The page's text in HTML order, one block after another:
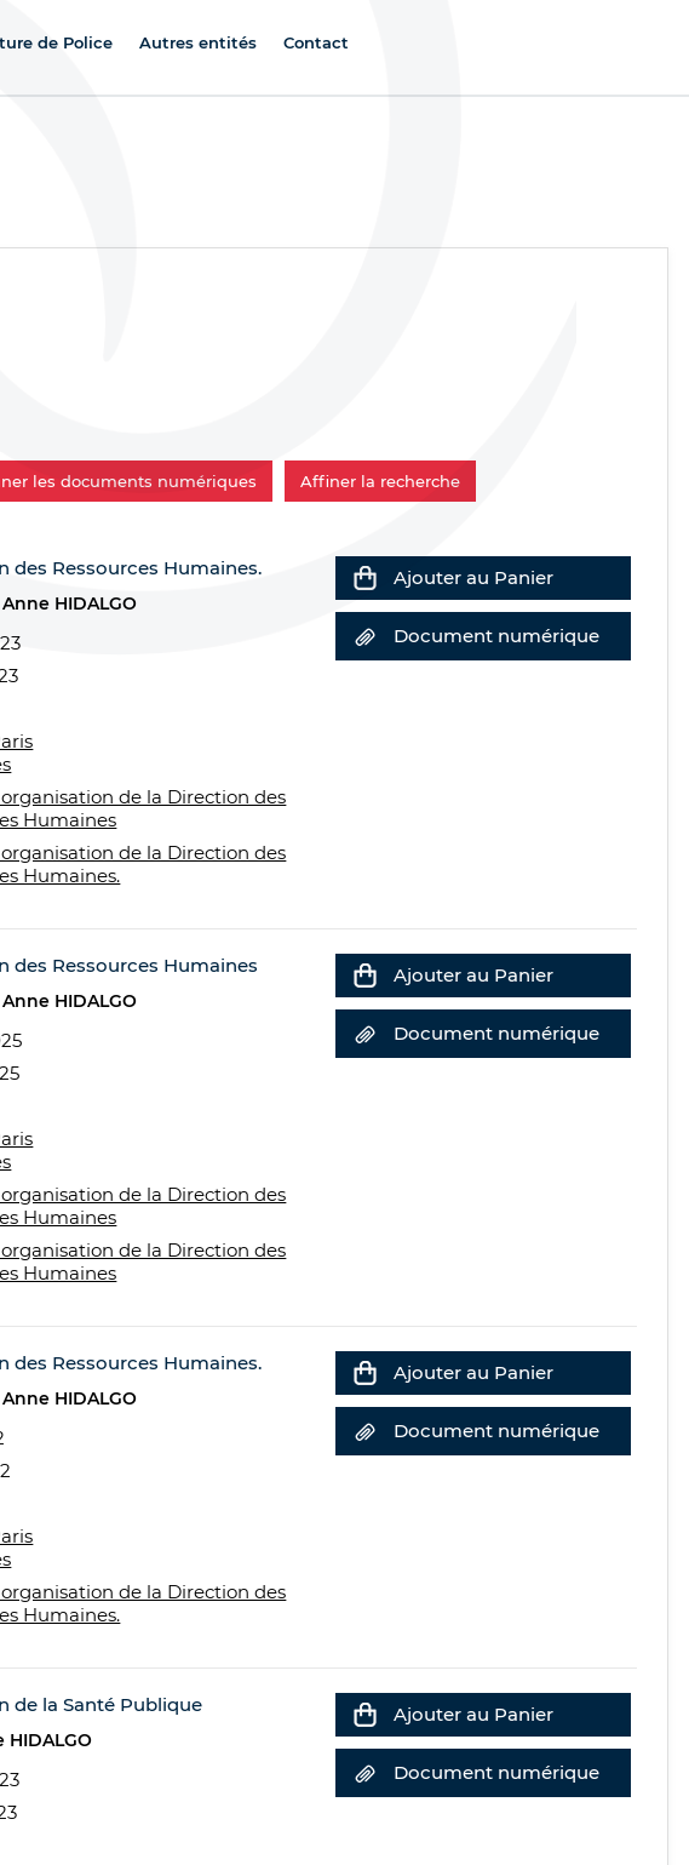
de Police Autres entités Contact
les documents numériques Affiner la recherche
des Ressources Humaines.
Anne HIDALGO
de la Direction des
Humaines
de la Direction des
Humaines.
Ajouter au Panier
Document numérique
des Ressources Humaines
Anne HIDALGO
de la Direction des
Humaines
de la Direction des
Humaines
Ajouter au Panier
Document numérique
des Ressources Humaines.
Anne HIDALGO
de la Direction des
Humaines.
Ajouter au Panier
Document numérique
de la Santé Publique
HIDALGO
Ajouter au Panier
Document numérique